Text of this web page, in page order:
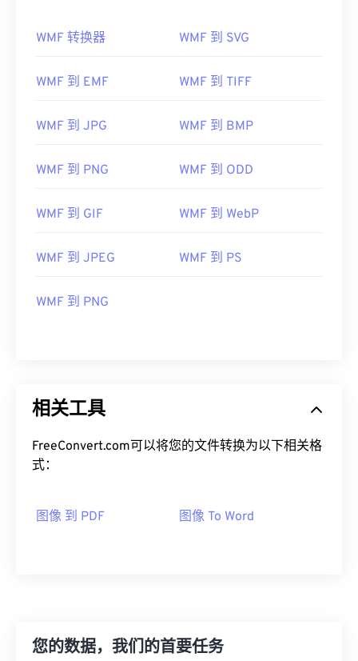
WMF 转换器 WMF 到 SVG
WMF 到 EMF WMF 到 TIFF
WMF 到 JPG WMF 到 BMP
WMF 到 PNG WMF 到 ODD
WMF 到 GIF WMF 到 WebP
WMF 到 JPEG WMF 到 PS
WMF 到 PNG
相关工具
FreeConvert.com可以将您的文件转换为以下相关格
式：
图像 到 PDF 图像 To Word
您的数据，我们的首要任务